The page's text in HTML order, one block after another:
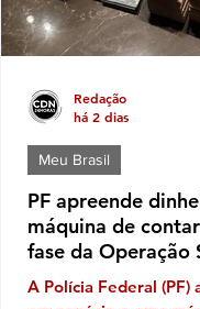
PF apreende
máquina de
fase da Operação
A Polícia Federal
Meu Brasil
Redação
há 2 dias